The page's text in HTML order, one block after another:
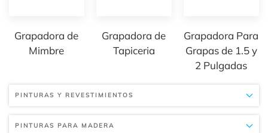
Grapadora de
Mimbre
Grapadora de
Tapiceria
Grapadora Para
Grapas de 1.5 y
2 Pulgadas
PINTURAS Y REVESTIMIENTOS
PINTURAS PARA MADERA